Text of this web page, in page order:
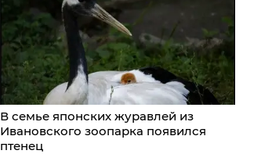
В семье японских журавлей из
Ивановского зоопарка появился
птенец